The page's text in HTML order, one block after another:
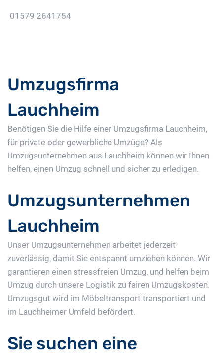
01579 2641754
Umzugsfirma
Lauchheim
Benötigen Sie die Hilfe einer Umzugsfirma Lauchheim,
für private oder gewerbliche Umzüge? Als
Umzugsunternehmen aus Lauchheim können wir Ihnen
helfen, einen Umzug schnell und sicher zu erledigen.
Umzugsunternehmen
Lauchheim
Unser Umzugsunternehmen arbeitet jederzeit
zuverlässig, damit Sie entspannt umziehen können. Wir
garantieren einen stressfreien Umzug, und helfen beim
Umzug durch unsere Logistik zu fairen Umzugskosten.
Umzugsgut wird im Möbeltransport transportiert und
im Lauchheimer Umfeld befördert.
Sie suchen eine